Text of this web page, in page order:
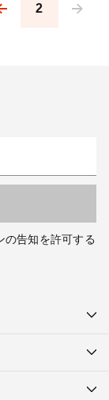
2
の告知を許可する